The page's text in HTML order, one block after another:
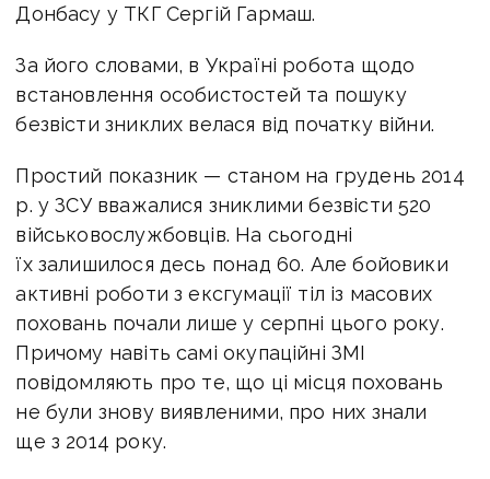
Донбасу у ТКГ Сергій Гармаш.
За його словами, в Україні робота щодо
встановлення особистостей та пошуку
безвісти зниклих велася від початку війни.
Простий показник — станом на грудень 2014
р. у ЗСУ вважалися зниклими безвісти 520
військовослужбовців. На сьогодні
їх залишилося десь понад 60. Але бойовики
активні роботи з ексгумації тіл із масових
поховань почали лише у серпні цього року.
Причому навіть самі окупаційні ЗМІ
повідомляють про те, що ці місця поховань
не були знову виявленими, про них знали
ще з 2014 року.